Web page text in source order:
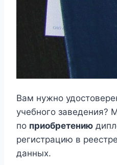
Вам нужно
учебного заведения?
по приобретению
регистрацию в
данных.